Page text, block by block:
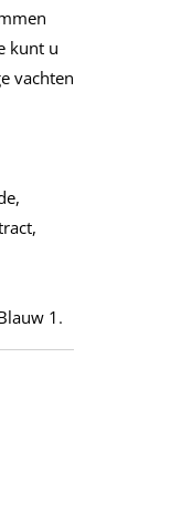
kunt u
vachten
1.